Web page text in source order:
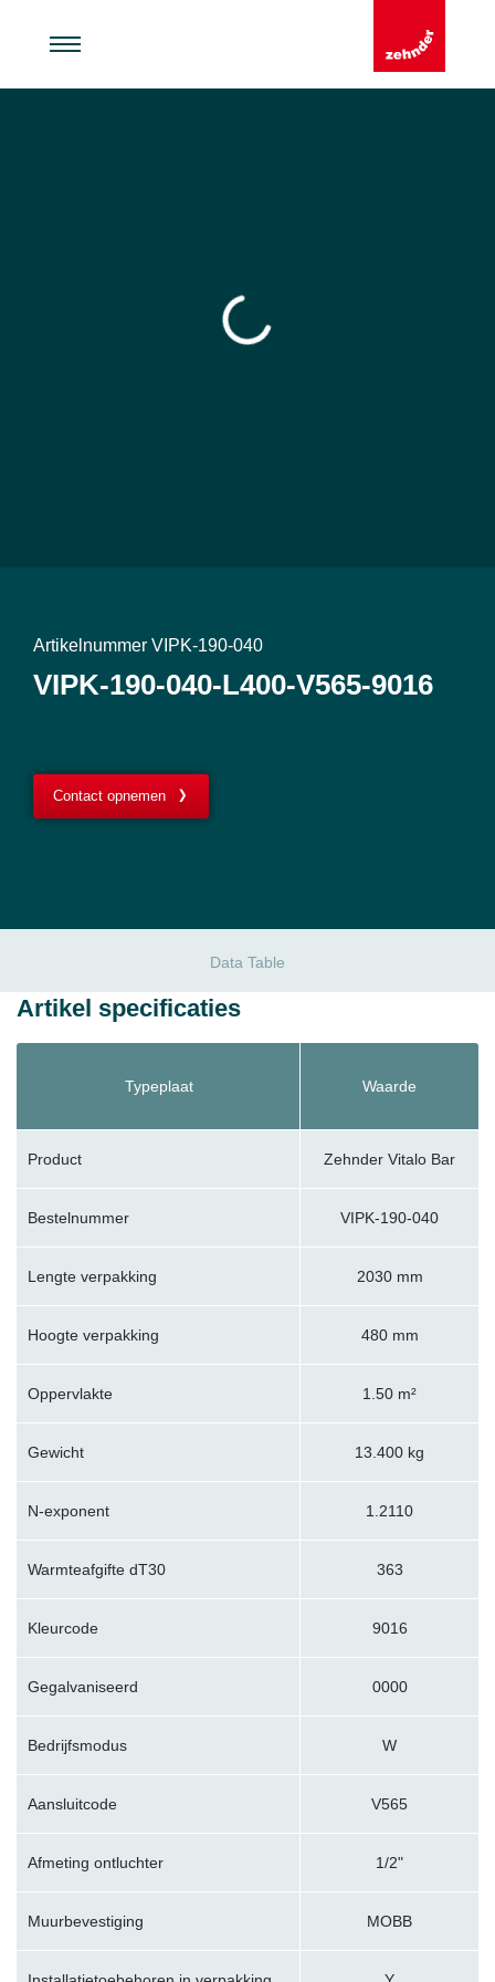
Artikelnummer VIPK-190-040
VIPK-190-040-L400-V565-9016
Contact opnemen
Data Table
Artikel specificaties
Typeplaat Waarde
Product Zehnder Vitalo Bar
Bestelnummer VIPK-190-040
Lengte verpakking 2030 mm
Hoogte verpakking 480 mm
Oppervlakte 1.50 m²
Gewicht 13.400 kg
N-exponent 1.2110
Warmteafgifte dT30 363
Kleurcode 9016
Gegalvaniseerd 0000
Bedrijfsmodus W
Aansluitcode V565
Afmeting ontluchter 1/2"
Muurbevestiging MOBB